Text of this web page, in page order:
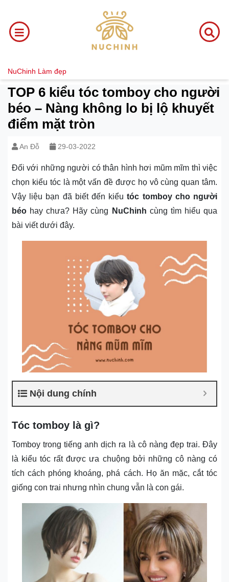
NuChinh Làm đẹp
TOP 6 kiểu tóc tomboy cho người
béo – Nàng không lo bị lộ khuyết
điểm mặt tròn
An Đỗ 29-03-2022
Đối với những người có thân hình hơi mũm mĩm thì việc
chọn kiểu tóc là một vấn đề được họ vô cùng quan tâm.
Vậy liệu bạn đã biết đến kiểutóc tomboy cho người
béo hay chưa? Hãy cùng NuChinh cùng tìm hiểu qua
bài viết dưới đây.
Nội dung chính
Tóc tomboy là gì?
Tomboy trong tiếng anh dịch ra là cô nàng đẹp trai. Đây
là kiểu tóc rất được ưa chuộng bởi những cô nàng có
tích cách phóng khoáng, phá cách. Họ ăn mặc, cắt tóc
giống con trai nhưng nhìn chung vẫn là con gái.